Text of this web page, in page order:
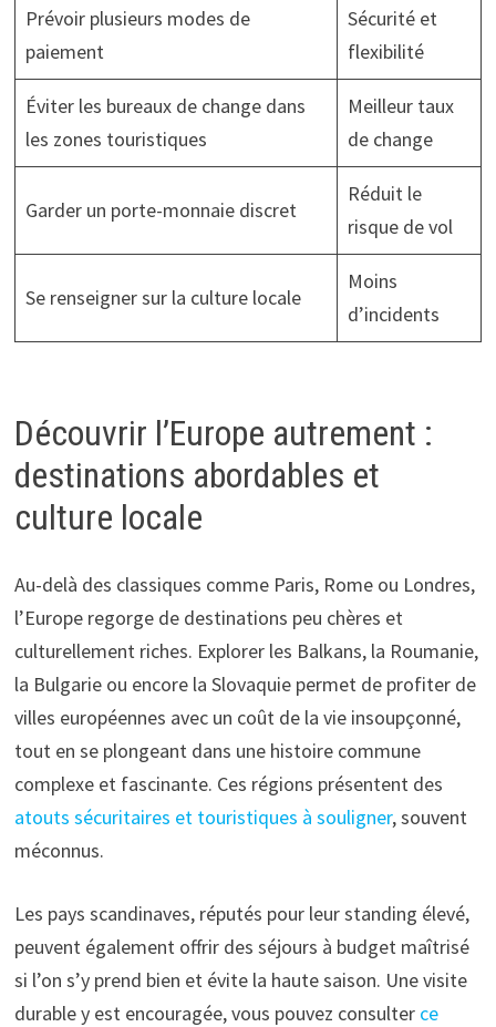
Prévoir plusieurs modes de
paiement
Sécurité et
flexibilité
Éviter les bureaux de change dans
les zones touristiques
Meilleur taux
de change
Garder un porte-monnaie discret
Réduit le
risque de vol
Se renseigner sur la culture locale
Moins
d’incidents
Découvrir l’Europe autrement :
destinations abordables et
culture locale
Au-delà des classiques comme Paris, Rome ou Londres,
l’Europe regorge de destinations peu chères et
culturellement riches. Explorer les Balkans, la Roumanie,
la Bulgarie ou encore la Slovaquie permet de profiter de
villes européennes avec un coût de la vie insoupçonné,
tout en se plongeant dans une histoire commune
complexe et fascinante. Ces régions présentent des
atouts sécuritaires et touristiques à souligner, souvent
méconnus.
Les pays scandinaves, réputés pour leur standing élevé,
peuvent également offrir des séjours à budget maîtrisé
si l’on s’y prend bien et évite la haute saison. Une visite
durable y est encouragée, vous pouvez consulter ce